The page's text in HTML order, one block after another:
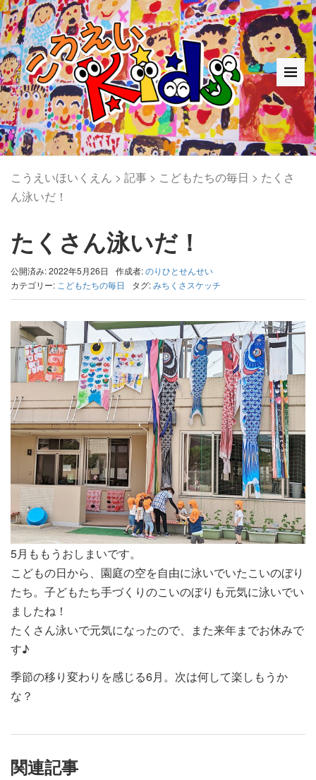
こうえいほいくえん > 記事 > こどもたちの毎日 > たくさ
ん泳いだ！
たくさん泳いだ！
公開済み: 2022年5月26日 作成者:のりひとせんせい
カテゴリー: こどもたちの毎日 タグ:みちくさスケッチ
5月ももうおしまいです。
こどもの日から、園庭の空を自由に泳いでいたこいのぼり
たち。子どもたち手づくりのこいのぼりも元気に泳いでい
ましたね！
たくさん泳いで元気になったので、また来年までお休みで
す♪
季節の移り変わりを感じる6月。次は何して楽しもうか
な？
関連記事